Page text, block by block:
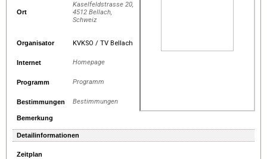
Ort
Kaselfeldstrasse 20,
4512 Bellach,
Schweiz
Organisator KVKSO / TV Bellach
Internet Homepage
Programm Programm
Bestimmungen Bestimmungen
Bemerkung
Detailinformationen
Zeitplan